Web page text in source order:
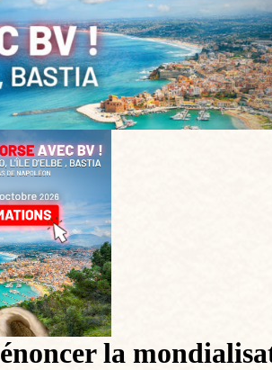
la